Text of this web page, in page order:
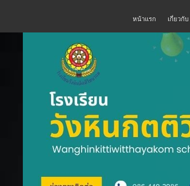
โรงเรียนวังหินกิตติวิทยาคม
หน้าแรก เกี่ยวกับ